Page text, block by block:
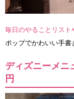
毎日のやることリスト
ポップでかわいい手書
ディズニーメ
円